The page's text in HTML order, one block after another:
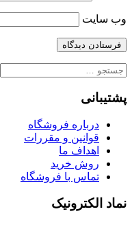
وب‌ سایت
جستجو
پشتیبانی
درباره فروشگاه
قوانین و مقررات
اهداف ما
روش خرید
تماس با فروشگاه
نماد الکترونیک